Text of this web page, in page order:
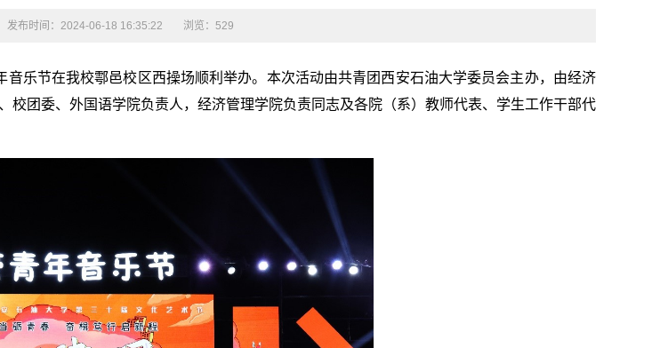
发布时间：2024-06-18 16:35:22 浏览： 529
乐节在我校鄠邑校区西操场顺利举办。本次活动由共青团西安石油大学委员会主办，由经济
团委、外国语学院负责人，经济管理学院负责同志及各院（系）教师代表、学生工作干部代